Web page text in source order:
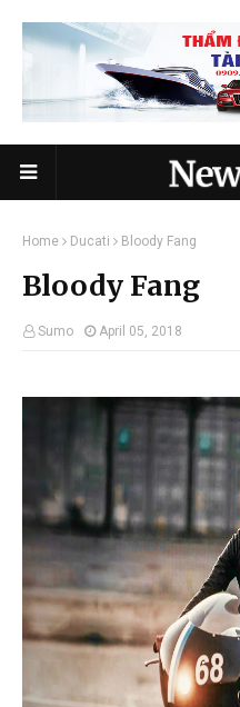
Home Ducati Bloody Fang
Bloody Fang
Sumo April 05, 2018